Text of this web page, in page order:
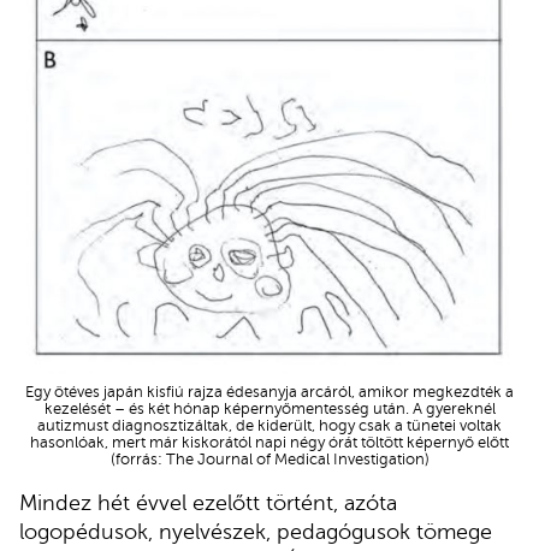
Egy ötéves japán kisfiú rajza édesanyja arcáról, amikor megkezdték a
kezelését – és két hónap képernyőmentesség után. A gyereknél
autizmust diagnosztizáltak, de kiderült, hogy csak a tünetei voltak
hasonlóak, mert már kiskorától napi négy órát töltött képernyő előtt
(forrás: The Journal of Medical Investigation)
Mindez hét évvel ezelőtt történt, azóta
logopédusok, nyelvészek, pedagógusok tömege